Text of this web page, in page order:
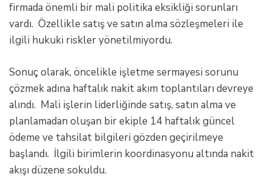
firmada önemli bir mali politika eksikliği sorunları
vardı. Özellikle satış ve satın alma sözleşmeleri ile
ilgili hukuki riskler yönetilmiyordu.
Sonuç olarak, öncelikle işletme sermayesi sorunu
çözmek adına haftalık nakit akım toplantıları devreye
alındı. Mali işlerin liderliğinde satış, satın alma ve
planlamadan oluşan bir ekiple 14 haftalık güncel
ödeme ve tahsilat bilgileri gözden geçirilmeye
başlandı. İlgili birimlerin koordinasyonu altında nakit
akışı düzene sokuldu.